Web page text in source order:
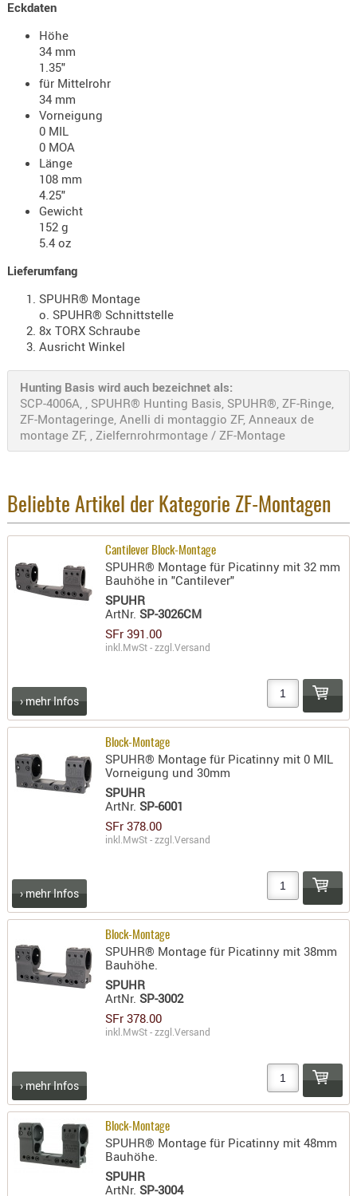
UND
BÜRSTEN
PELLETS
-
CHASSIS
SCHÄFTE
ZUBEHÖR
RAILS
RIEMEN
Eckdaten
Höhe
34 mm
1.35"
für Mittelrohr
34 mm
Vorneigung
0 MIL
0 MOA
Länge
108 mm
4.25"
Gewicht
152 g
5.4 oz
Lieferumfang
SPUHR® Montage
o. SPUHR® Schnittstelle
8x TORX Schraube
Ausricht Winkel
Hunting Basis wird auch bezeichnet als:
SCP-4006A, , SPUHR® Hunting Basis, SPUHR®, ZF-Ringe,
ZF-Montageringe, Anelli di montaggio ZF, Anneaux de
montage ZF, , Zielfernrohrmontage / ZF-Montage
Beliebte Artikel der Kategorie ZF-Montagen
Cantilever Block-Montage
SPUHR® Montage für Picatinny mit 32 mm
Bauhöhe in "Cantilever"
SPUHR
ArtNr.SP-3026CM
SFr 391.00
inkl.MwSt - zzgl.Versand
› mehr Infos
Block-Montage
SPUHR® Montage für Picatinny mit 0 MIL
Vorneigung und 30mm
SPUHR
ArtNr.SP-6001
SFr 378.00
inkl.MwSt - zzgl.Versand
› mehr Infos
Block-Montage
SPUHR® Montage für Picatinny mit 38mm
Bauhöhe.
SPUHR
ArtNr.SP-3002
SFr 378.00
inkl.MwSt - zzgl.Versand
› mehr Infos
Block-Montage
SPUHR® Montage für Picatinny mit 48mm
Bauhöhe.
SPUHR
ArtNr.SP-3004